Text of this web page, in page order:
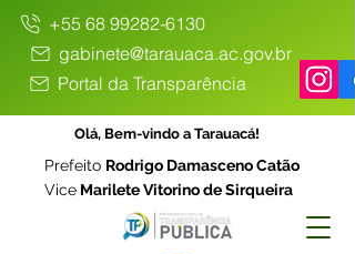
+55 68 99282-6130
gabinete@tarauaca.ac.gov.br
Portal da Transparência
Olá, Bem-vindo a Tarauacá!
Prefeito Rodrigo Damasceno Catão
Vice Marilete Vitorino de Sirqueira